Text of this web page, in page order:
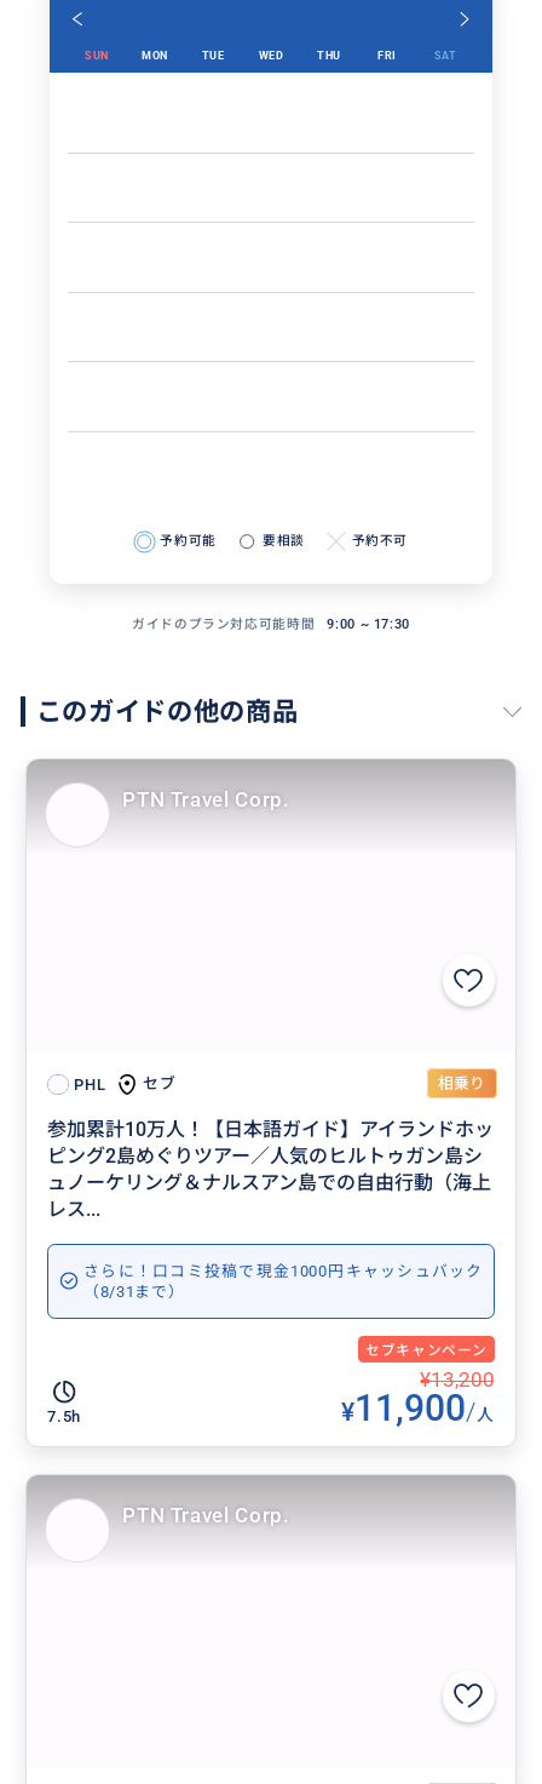
SUN MON TUE WED THU FRI SAT
予約可能 要相談 予約不可
ガイドのプラン対応可能時間 9:00 ~ 17:30
このガイドの他の商品
PHL セブ 相乗り
参加累計10万人！【日本語ガイド】アイランドホッ
ピング2島めぐりツアー／人気のヒルトゥガン島シ
ュノーケリング＆ナルスアン島での自由行動（海上
レス...
さらに！口コミ投稿で現金1000円キャッシュバック
（8/31まで）
セブキャンペーン
7.5h
¥13,200
¥11,900/人
PTN Travel Corp.
PTN Travel Corp.